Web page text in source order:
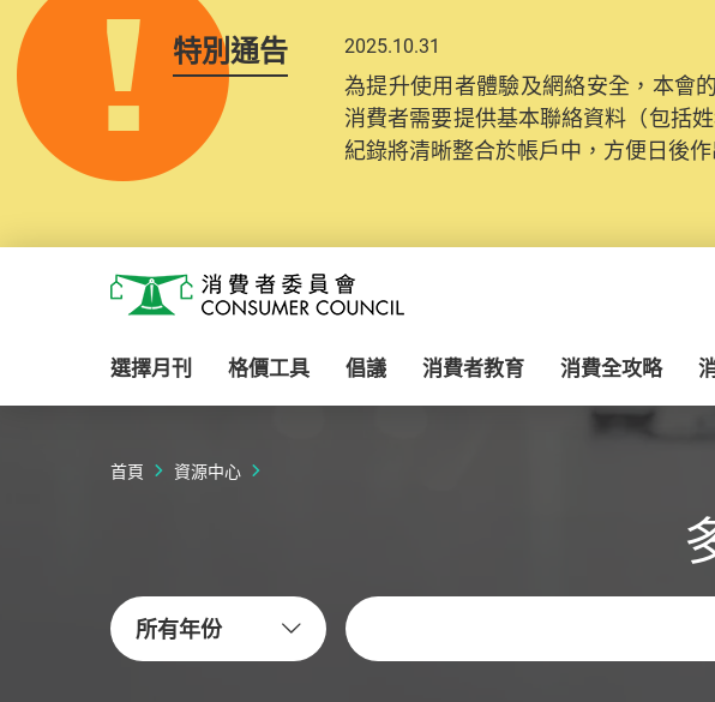
特別通告 2025.10.31
為提升使用者體驗及網絡安全，本會
消費者需要提供基本聯絡資料（包括
紀錄將清晰整合於帳戶中，方便日後作
消費者委員會
選擇月刊 格價工具 倡議 消費者教育 消費全攻略
首頁 資源中心
所有年份
關鍵字